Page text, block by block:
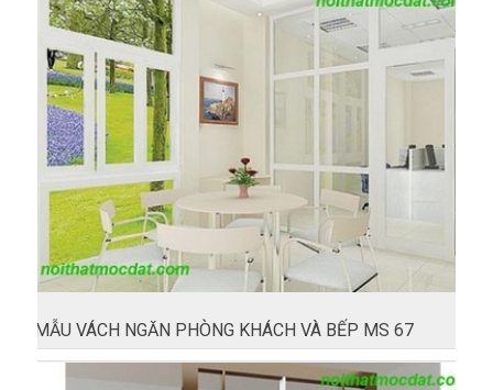
MẪU VÁCH NGĂN PHÒNG KHÁCH VÀ BẾP MS 67